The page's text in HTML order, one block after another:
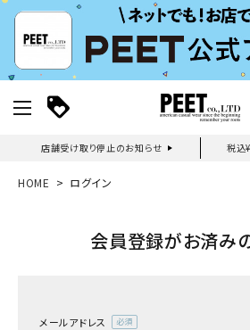
店舗受け取り停止のお知らせ 税込
新規会員登録｜ログイン
HOME ログイン
会員登録がお済み
メールアドレス